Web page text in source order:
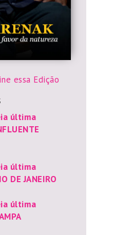
essa Edição
última
última
DE JANEIRO
última